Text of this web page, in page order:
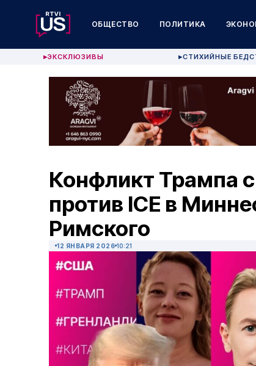
ОБЩЕСТВО ПОЛИТИКА
▶ЭКСКЛЮЗИВЫ ▶СТИХИЙНЫЕ
Конфликт Трампа
против ICE в
Римского
12 ЯНВАРЯ 2026 10:21